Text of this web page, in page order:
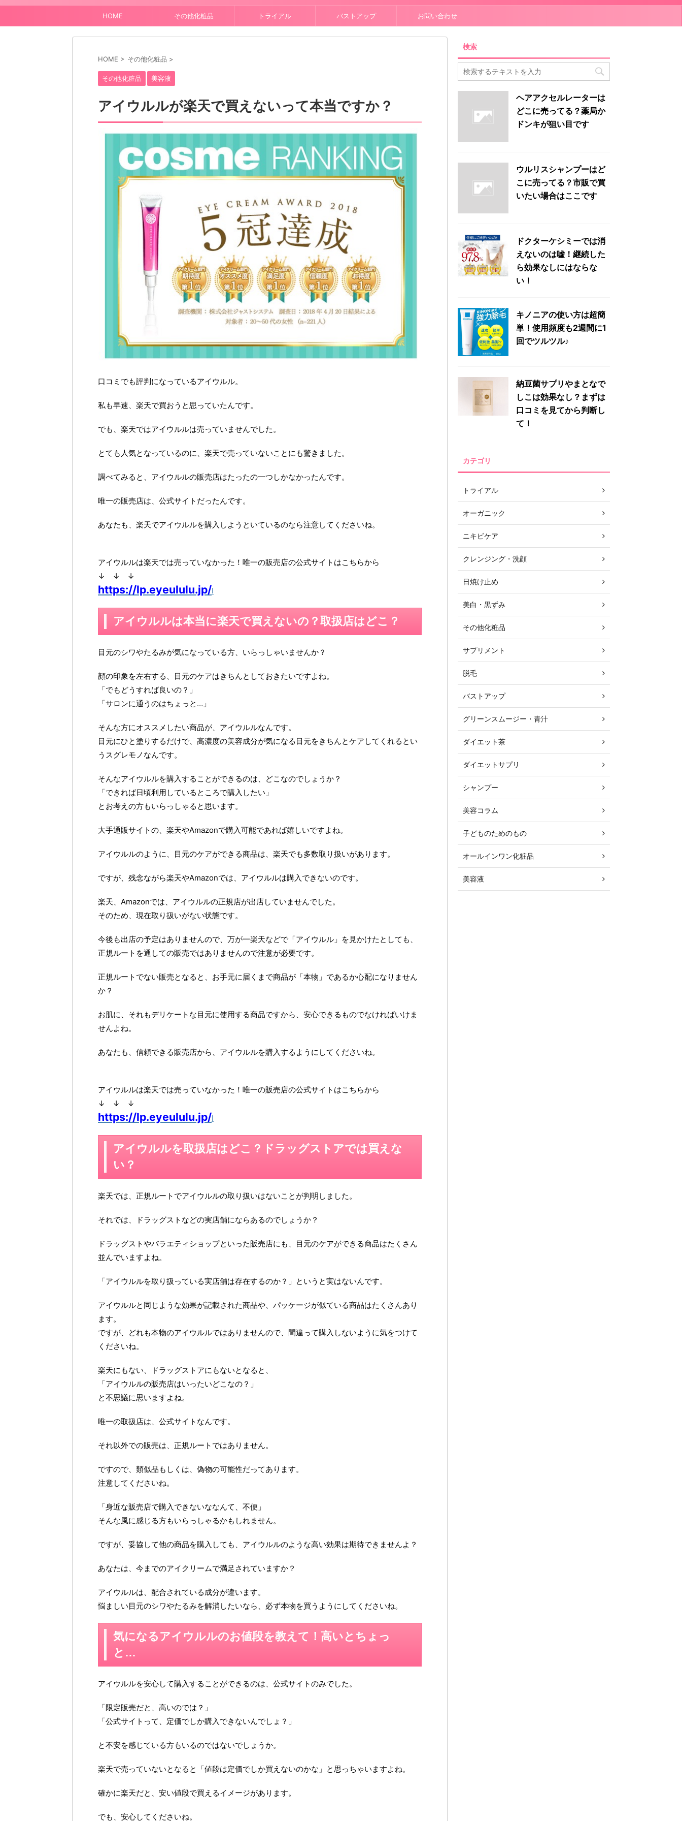
HOME その他化粧品 トライアル バストアップ お問い合わせ
HOME > その他化粧品 >
その他化粧品 美容液
アイウルルが楽天で買えないって本当ですか？
口コミでも評判になっているアイウルル。
私も早速、楽天で買おうと思っていたんです。
でも、楽天ではアイウルルは売っていませんでした。
とても人気となっているのに、楽天で売っていないことにも驚きました。
調べてみると、アイウルルの販売店はたったの一つしかなかったんです。
唯一の販売店は、公式サイトだったんです。
あなたも、楽天でアイウルルを購入しようといているのなら注意してくださいね。
アイウルルは楽天では売っていなかった！唯一の販売店の公式サイトはこちらから
↓ ↓ ↓
https://lp.eyeululu.jp/l
アイウルルは本当に楽天で買えないの？取扱店はどこ？
目元のシワやたるみが気になっている方、いらっしゃいませんか？
顔の印象を左右する、目元のケアはきちんとしておきたいですよね。
「でもどうすれば良いの？」
「サロンに通うのはちょっと…」
そんな方にオススメしたい商品が、アイウルルなんです。
目元にひと塗りするだけで、高濃度の美容成分が気になる目元をきちんとケアしてくれるとい
うスグレモノなんです。
そんなアイウルルを購入することができるのは、どこなのでしょうか？
「できれば日頃利用しているところで購入したい」
とお考えの方もいらっしゃると思います。
大手通販サイトの、楽天やAmazonで購入可能であれば嬉しいですよね。
アイウルルのように、目元のケアができる商品は、楽天でも多数取り扱いがあります。
ですが、残念ながら楽天やAmazonでは、アイウルルは購入できないのです。
楽天、Amazonでは、アイウルルの正規店が出店していませんでした。
そのため、現在取り扱いがない状態です。
今後も出店の予定はありませんので、万が一楽天などで「アイウルル」を見かけたとしても、
正規ルートを通しての販売ではありませんので注意が必要です。
正規ルートでない販売となると、お手元に届くまで商品が「本物」であるか心配になりません
か？
お肌に、それもデリケートな目元に使用する商品ですから、安心できるものでなければいけま
せんよね。
あなたも、信頼できる販売店から、アイウルルを購入するようにしてくださいね。
アイウルルは楽天では売っていなかった！唯一の販売店の公式サイトはこちらから
↓ ↓ ↓
https://lp.eyeululu.jp/l
アイウルルを取扱店はどこ？ドラッグストアでは買えな
い？
楽天では、正規ルートでアイウルルの取り扱いはないことが判明しました。
それでは、ドラッグストなどの実店舗にならあるのでしょうか？
ドラッグストやバラエティショップといった販売店にも、目元のケアができる商品はたくさん
並んでいますよね。
「アイウルルを取り扱っている実店舗は存在するのか？」というと実はないんです。
アイウルルと同じような効果が記載された商品や、パッケージが似ている商品はたくさんあり
ます。
ですが、どれも本物のアイウルルではありませんので、間違って購入しないように気をつけて
くださいね。
楽天にもない、ドラッグストアにもないとなると、
「アイウルルの販売店はいったいどこなの？」
と不思議に思いますよね。
唯一の取扱店は、公式サイトなんです。
それ以外での販売は、正規ルートではありません。
ですので、類似品もしくは、偽物の可能性だってあります。
注意してくださいね。
「身近な販売店で購入できないななんて、不便」
そんな風に感じる方もいらっしゃるかもしれません。
ですが、妥協して他の商品を購入しても、アイウルルのような高い効果は期待できませんよ？
あなたは、今までのアイクリームで満足されていますか？
アイウルルは、配合されている成分が違います。
悩ましい目元のシワやたるみを解消したいなら、必ず本物を買うようにしてくださいね。
気になるアイウルルのお値段を教えて！高いとちょっ
と…
アイウルルを安心して購入することができるのは、公式サイトのみでした。
「限定販売だと、高いのでは？」
「公式サイトって、定価でしか購入できないんでしょ？」
と不安を感じている方もいるのではないでしょうか。
楽天で売っていないとなると「値段は定価でしか買えないのかな」と思っちゃいますよね。
確かに楽天だと、安い値段で買えるイメージがあります。
でも、安心してくださいね。
検索
ヘアアクセルレーターは
どこに売ってる？薬局か
ドンキが狙い目です
ウルリスシャンプーはど
こに売ってる？市販で買
いたい場合はここです
ドクターケシミーでは消
えないのは嘘！継続した
ら効果なしにはならな
い！
キノニアの使い方は超簡
単！使用頻度も2週間に1
回でツルツル♪
納豆菌サプリやまとなで
しこは効果なし？まずは
口コミを見てから判断し
て！
カテゴリ
トライアル
オーガニック
ニキビケア
クレンジング・洗顔
日焼け止め
美白・黒ずみ
その他化粧品
サプリメント
脱毛
バストアップ
グリーンスムージー・青汁
ダイエット茶
ダイエットサプリ
シャンプー
美容コラム
子どものためのもの
オールインワン化粧品
美容液